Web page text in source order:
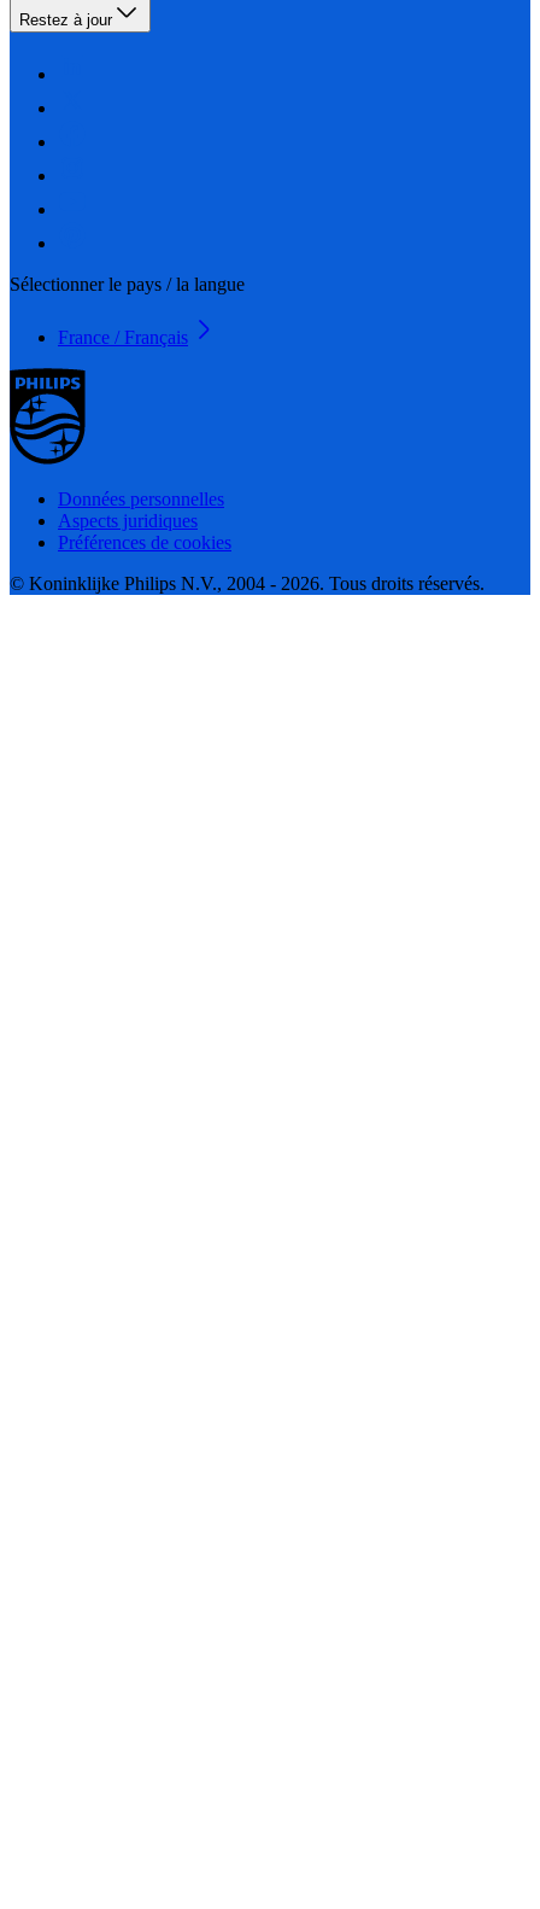
Restez à jour
Sélectionner le pays / la langue
France / Français
Données personnelles
Aspects juridiques
Préférences de cookies
© Koninklijke Philips N.V., 2004 - 2026. Tous droits réservés.